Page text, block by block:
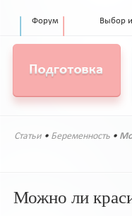
Форум Выбор
Статьи • Беременность •
Можно ли